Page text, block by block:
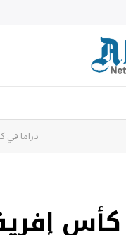
😱 دراما